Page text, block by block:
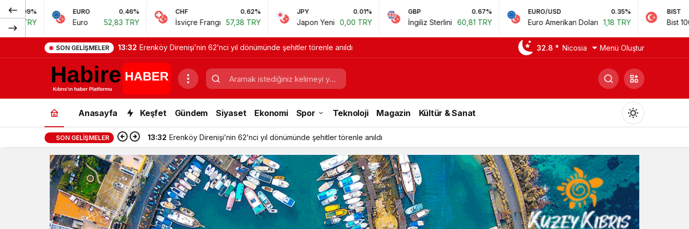
EURO 0.46%
Euro 52,83 TRY
CHF 0.62%
İsviçre Frangı 57,38 TRY
JPY 0.01%
Japon Yeni 0,00 TRY
GBP 0.67%
İngiliz Sterlini 60,81 TRY
EURO/USD 0.35%
Euro Amerikan Doları 1,18 TRY
BIST 0.78%
Bist 100 14.168,35 TRY
SON GELIŞMELER 13:32 Erenköy Direnişi’nin 62’nci yıl dönümünde şehitler törenle anıldı 32.8 ° Nicosia Menü Oluştur
Anasayfa Keşfet Gündem Siyaset Ekonomi Spor Teknoloji Magazin Kültür & Sanat
Gündüz Modu
Gündüz modunu seçin.
SON GELIŞMELER 13:32 Erenköy Direnişi’nin 62’nci yıl dönümünde şehitler törenle anıldı